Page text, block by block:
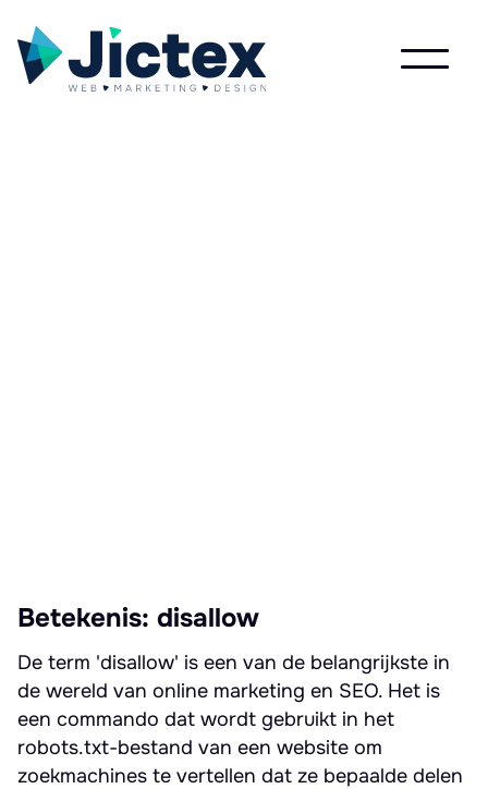
Betekenis: disallow
De term 'disallow' is een van de belangrijkste in
de wereld van online marketing en SEO. Het is
een commando dat wordt gebruikt in het
robots.txt-bestand van een website om
zoekmachines te vertellen dat ze bepaalde delen